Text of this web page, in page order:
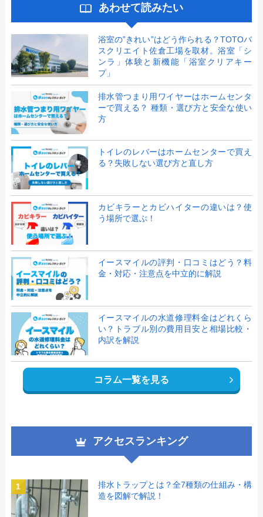
あわせて読みたい
浴室の”きれい”はどう作られる？TOTOバ
スクリエイト佐倉工場を取材。浴室「シ
ンラ」体験と新機能「浴室クリアキー
プ」
排水管つまり用ワイヤーはホームセンタ
ーで買える？ 種類・選び方と安全な使い
方
トイレのレバーはホームセンターで買え
る？失敗しない選び方と直し方
カビキラーとカビハイターの違いは？使
う場所で選ぶ！
イースマイルの評判・口コミはどう？料
金・対応・注意点を中立的に解説
イースマイルの水道修理料金はどれくら
い？トラブル別の費用目安と相場比較・
内訳を解説
コラム一覧を見る
アクセスランキング
1
排水トラップとは？全7種類の仕組み・構
造を図解で解説！